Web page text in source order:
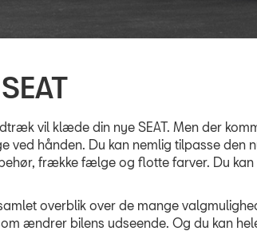
vil klæde din nye SEAT. Men der
ved hånden. Du kan nemlig tilpasse den
frække fælge og flotte farver. Du kan
overblik over de mange
ændrer bilens udseende. Og du kan